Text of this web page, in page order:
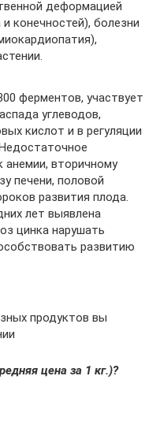
деформацией
конечностей), болезни
ферментов, участвует
углеводов,
кислот и в регуляции
анемии, вторичному
печени, половой
развития плода.
лет выявлена
цинка нарушать
развитию
продуктов вы
цена за 1 кг.)?